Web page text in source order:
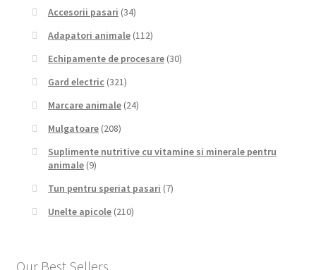
Accesorii pasari (34)
Adapatori animale (112)
Echipamente de procesare (30)
Gard electric (321)
Marcare animale (24)
Mulgatoare (208)
Suplimente nutritive cu vitamine si minerale pentru
animale (9)
Tun pentru speriat pasari (7)
Unelte apicole (210)
Our Best Sellers